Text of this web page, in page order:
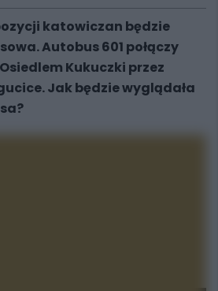
katowiczan będzie
Autobus 601 połączy
Kukuczki przez
Jak będzie wyglądała